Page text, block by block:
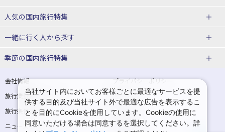
宮城県
山形県
関東
埼玉県 千葉県
茨城県 栃木県
青森県ホテル・旅館
宮城県ホテル・旅館
山形県ホテル・旅館
東京都ホテル・旅館 神奈川県ホテル・旅館
埼玉県ホテル・旅館 千葉県ホテル・旅館
湯の川温泉(北海道)
十勝川温泉(北海道)
洞爺湖温泉(北海道)
層雲峡温泉(北海道)
東北
花巻温泉(岩手) 蔵王温泉(山形)
北海道旅行・ツアー
東北
青森旅行・ツアー 岩手旅行・ツアー
宮城旅行・ツアー 秋田旅行・ツアー
山形旅行・ツアー 福島旅行・ツアー
人気の国内旅行特集
東京ディズニーリゾート®への旅
ユニバーサル・スタジオ・ジャパ
一緒に行く人から探す
一人旅 国内版
カップル・夫婦旅行 国内版 女子旅 国内版
卒業旅行・学生旅行 国内版
季節の国内旅行特集
桜・お花見特集
ゴールデンウィーク（GW）の国内
旅行
夏休み・お盆の国内旅行 7月の国内旅行
8月の国内旅行 9月の国内旅行
会社情報
プライバシーポリシー
旅行業登録票・約款
規約集
旅行条件書
商標について
ニュースリリース
採用情報
当社サイト内においてお客様ごとに最適なサービスを提
供する目的及び当社サイト外で最適な広告を表示するこ
とを目的にCookieを使用しています。Cookieの使用に
同意いただける場合は同意するを選択してください。詳